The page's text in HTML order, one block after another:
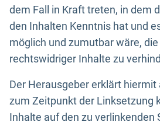
dem Fall in Kraft treten, in dem
den Inhalten Kenntnis hat und
möglich und zumutbar wäre,
rechtswidriger Inhalte zu
Der Herausgeber erklärt hiermit
zum Zeitpunkt der Linksetzung
Inhalte auf den zu verlinkenden